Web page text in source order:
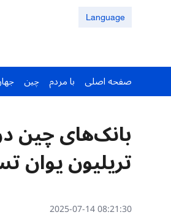
Language
صفحه اصلی با مردم چین
تریلیون یوان
08:21:30 2025-07-14